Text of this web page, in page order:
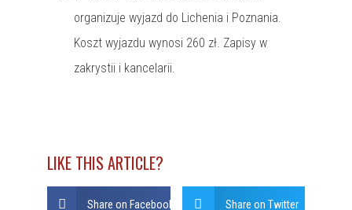
organizuje wyjazd do Lichenia i Poznania.
Koszt wyjazdu wynosi 260 zł. Zapisy w
zakrystii i kancelarii.
LIKE THIS ARTICLE?
Share on Facebook Share on Twitter